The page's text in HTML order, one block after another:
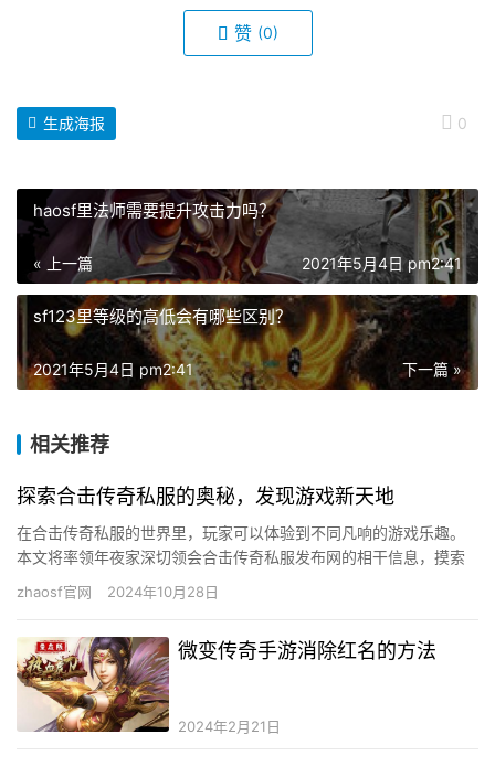
赞 (0)
0
生成海报
haosf里法师需要提升攻击力吗？
« 上一篇 2021年5月4日 pm2:41
sf123里等级的高低会有哪些区别？
下一篇 »
2021年5月4日 pm2:41
相关推荐
探索合击传奇私服的奥秘，发现游戏新天地
在合击传奇私服的世界里，玩家可以体验到不同凡响的游戏乐趣。
本文将率领年夜家深切领会合击传奇私服发布网的相干信息，摸索
这个怪异游戏世界的奥秘。 合击传奇私服的界说与特点 合击传奇私
zhaosf官网 2024年10月28日
微变传奇手游消除红名的方法
2024年2月21日